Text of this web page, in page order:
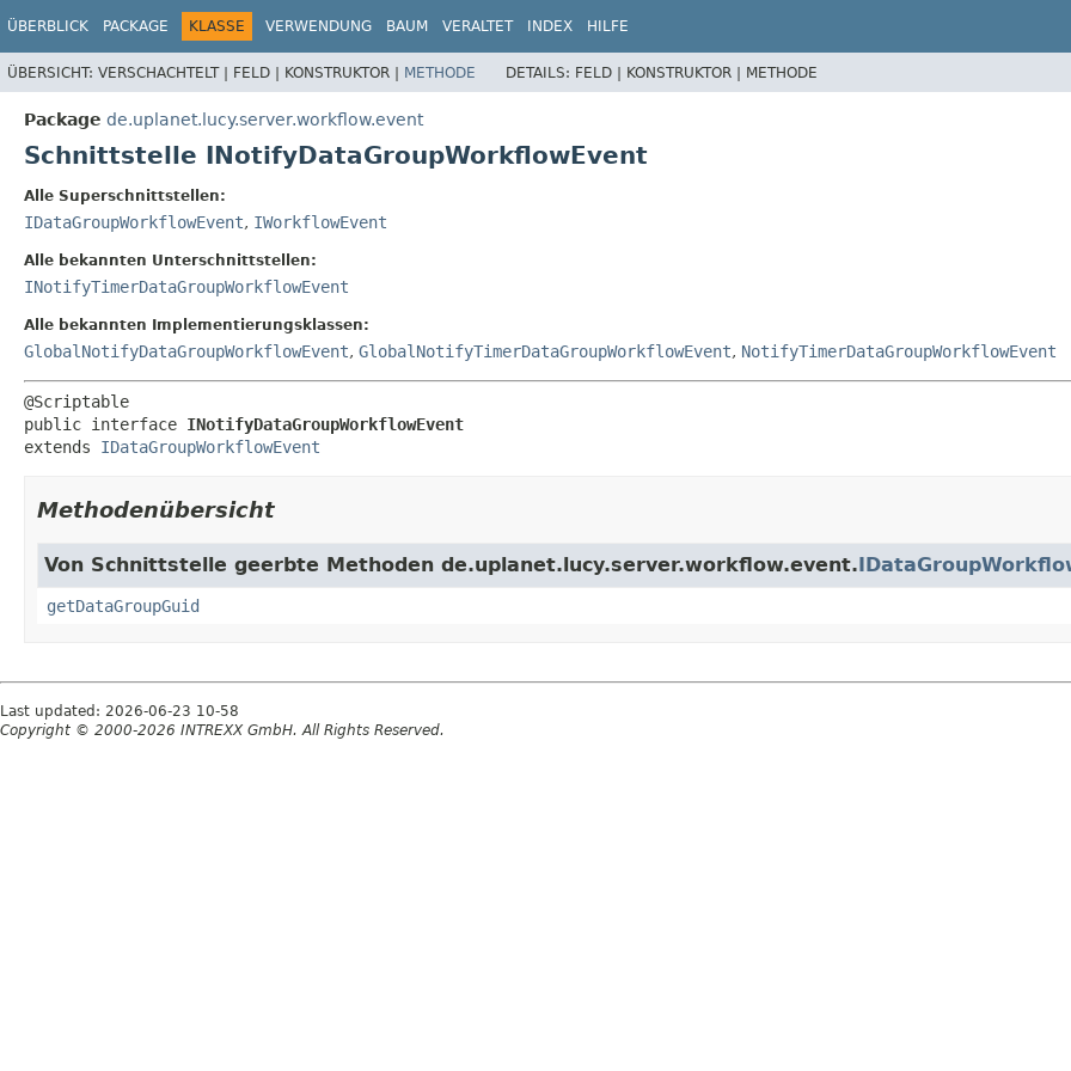
ÜBERBLICK PACKAGE KLASSE VERWENDUNG BAUM VERALTET INDEX HILFE
ÜBERSICHT: VERSCHACHTELT | FELD | KONSTRUKTOR | METHODE DETAILS: FELD | KONSTRUKTOR | METHODE
Package de.uplanet.lucy.server.workflow.event
Schnittstelle INotifyDataGroupWorkflowEvent
Alle Superschnittstellen:
IDataGroupWorkflowEvent, IWorkflowEvent
Alle bekannten Unterschnittstellen:
INotifyTimerDataGroupWorkflowEvent
Alle bekannten Implementierungsklassen:
GlobalNotifyDataGroupWorkflowEvent, GlobalNotifyTimerDataGroupWorkflowEvent, NotifyTimerDataGroupWorkflowEvent
public interface INotifyDataGroupWorkflowEvent
extends IDataGroupWorkflowEvent
Methodenübersicht
Von Schnittstelle geerbte Methoden de.uplanet.lucy.server.workflow.event.
getDataGroupGuid
Last updated: 2026-06-23 10-58
Copyright © 2000-2026 INTREXX GmbH. All Rights Reserved.